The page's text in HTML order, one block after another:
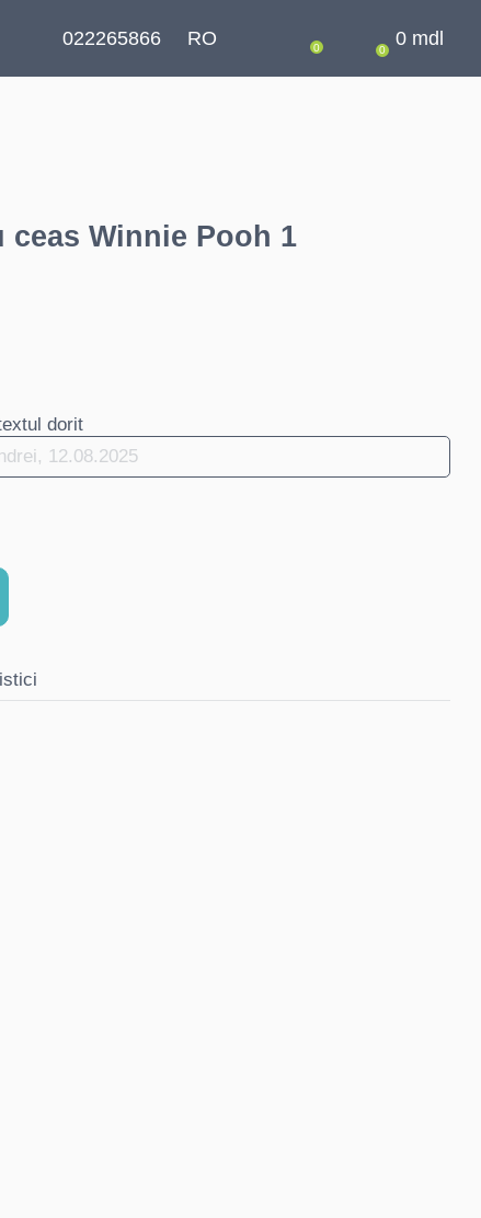
022265866 RO 0 0
0 mdl
ceas Winnie Pooh 1
dorit